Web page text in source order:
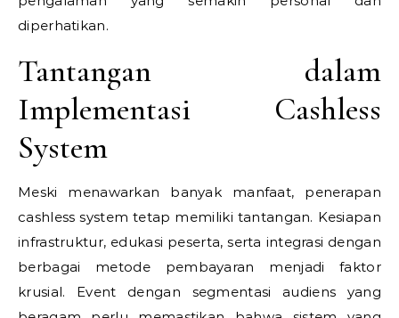
diperhatikan.
Tantangan dalam
Implementasi Cashless
System
Meski menawarkan banyak manfaat, penerapan
cashless system tetap memiliki tantangan. Kesiapan
infrastruktur, edukasi peserta, serta integrasi dengan
berbagai metode pembayaran menjadi faktor
krusial. Event dengan segmentasi audiens yang